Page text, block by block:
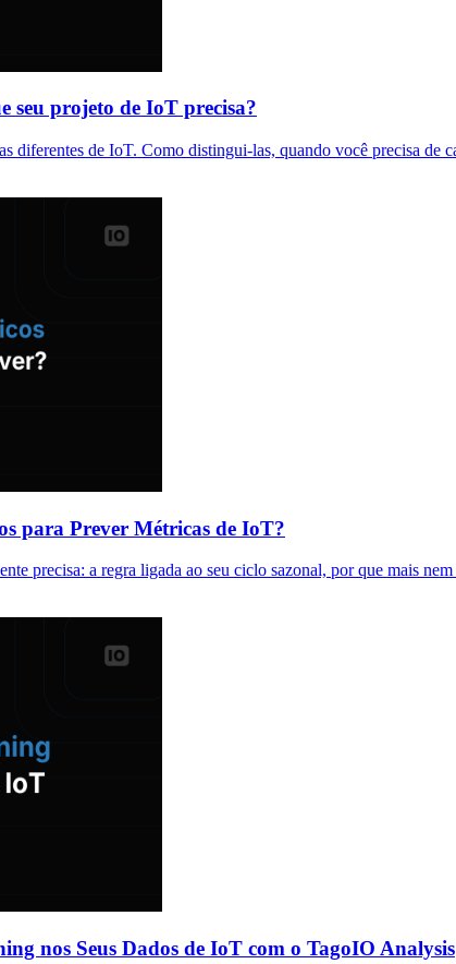
seu projeto de IoT precisa?
diferentes de IoT. Como distingui-las, quando você precisa de
para Prever Métricas de IoT?
precisa: a regra ligada ao seu ciclo sazonal, por que mais
nos Seus Dados de IoT com o TagoIO Analysis